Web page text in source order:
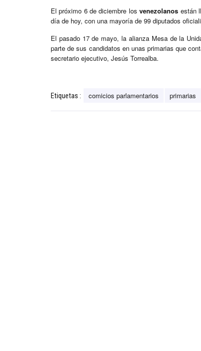
El próximo 6 de diciembre losvenezolanos están
día de hoy, con una mayoría de 99 diputados
El pasado 17 de mayo, la alianza Mesa de la
parte de sus candidatos en unas primarias que
secretario ejecutivo, Jesús Torrealba.
Etiquetas : comicios parlamentarios primarias